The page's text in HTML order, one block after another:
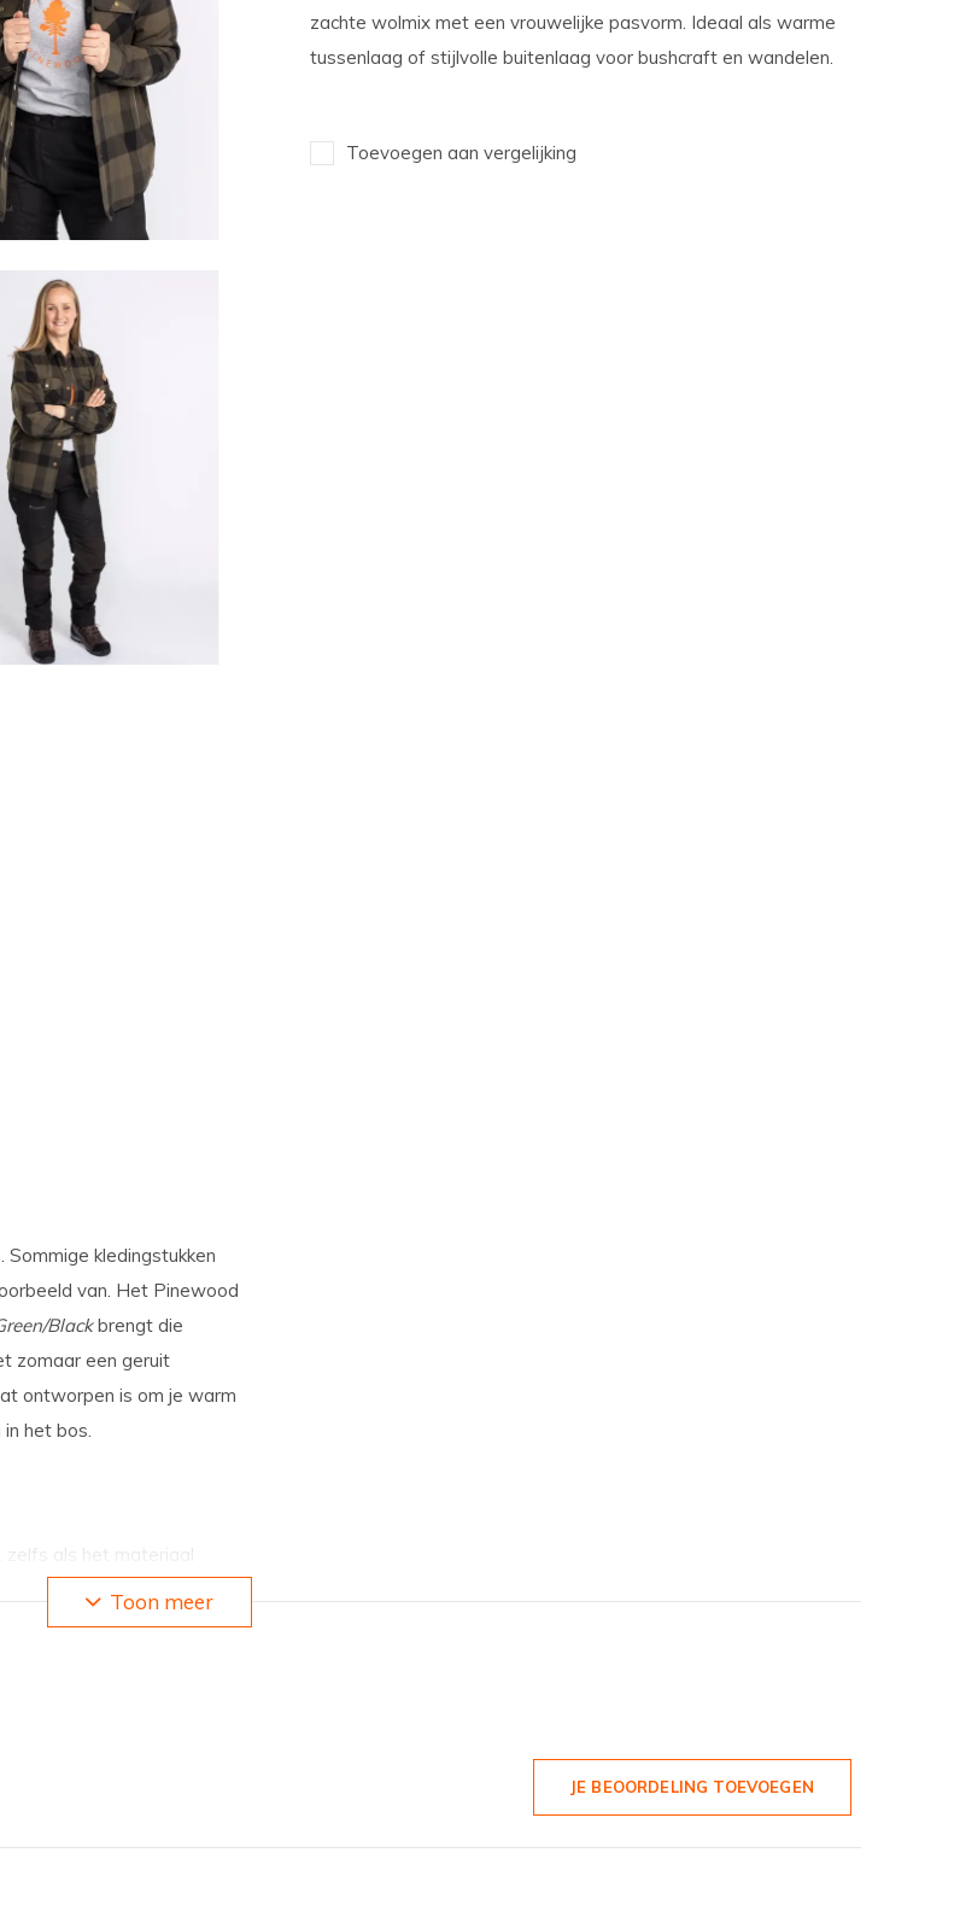
zachte wolmix met een vrouwelijke pasvorm. Ideaal als warme
tussenlaag of stijlvolle buitenlaag voor bushcraft en wandelen.
Toevoegen aan vergelijking
Sommige kledingstukken
van. Het Pinewood
Blackbrengt die
zomaar een geruit
ontworpen is om je warm
het bos.
zelfs als het materiaal
biedt voor beweging
Toon meer
JE BEOORDELING TOEVOEGEN